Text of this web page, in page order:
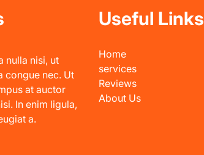
nulla nisi, ut
congue nec. Ut
at auctor
In enim ligula,
a.
Useful Links
Home
services
Reviews
About Us